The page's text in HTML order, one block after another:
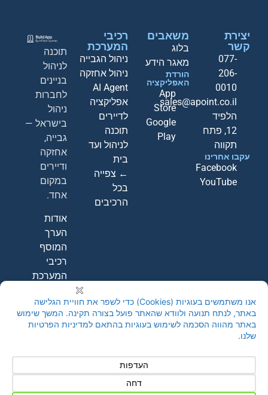
תוכנה
לניהול
בניינים
לחברות
ניהול
בישראל —
גבייה,
אחזקה
ודיירים
במקום
אחד.
אודות
הערך
המוסף
רכיבי
המערכת
הדגמה
חינם
←
רכיבי
המערכת
ניהול הגבייה
ניהול אחזקה
AI Agent
אפליקציה
לדיירים
תוכנה
לניהול ועד
בית
← צפייה
בכל
הרכיבים
משאבים
בלוג
מאגר הידע
הורדת
האפליקציה
App
Store
Google
Play
יצירת
קשר
077-
206-
0010
sales@apoint.co.il
הלפיד
12, פתח
תקווה
עקבו אחרינו
Facebook
YouTube
© 2026 A-Point Systems Ltd | מדיניות פרטיות|הצהרת נגישות